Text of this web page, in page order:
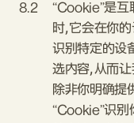
8.2
“Cookie”是互
时，它会在你
识别特定的设
选内容，从而
除非你明确提
“Cookie”识别